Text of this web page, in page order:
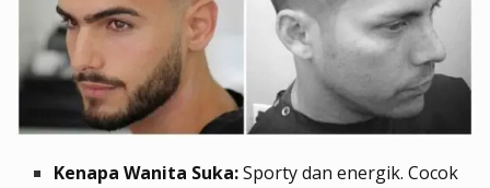
Kenapa Wanita Suka:Sporty dan energik. Cocok